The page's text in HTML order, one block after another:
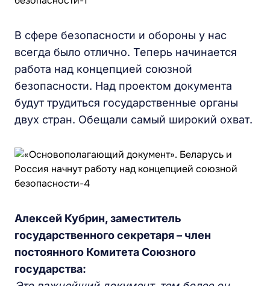
В сфере безопасности и обороны у нас
всегда было отлично. Теперь начинается
работа над концепцией союзной
безопасности. Над проектом документа
будут трудиться государственные органы
двух стран. Обещали самый широкий охват.
Алексей Кубрин, заместитель
государственного секретаря – член
постоянного Комитета Союзного
государства: